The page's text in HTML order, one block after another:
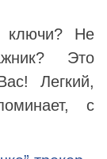
ключи? Не
Это
Легкий,
с